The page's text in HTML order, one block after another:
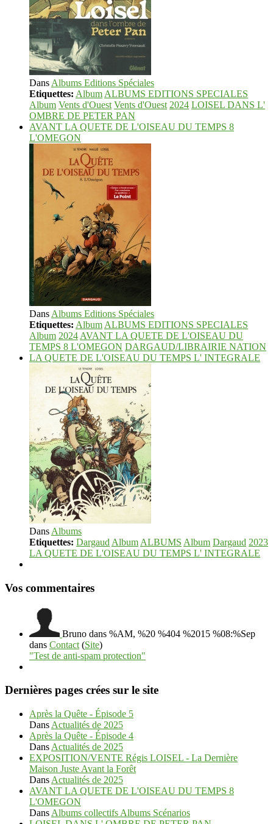
Dans Albums Editions Spéciales
Etiquettes: Album ALBUMS EDITIONS SPECIALES
Album Vents d'Ouest Vents d'Ouest 2024 LOISEL DANS L'
OMBRE DE PETER PAN
AVANT LA QUETE DE L'OISEAU DU TEMPS 8
L'OMEGON
Dans Albums Editions Spéciales
Etiquettes: Album ALBUMS EDITIONS SPECIALES
Album 2024 AVANT LA QUETE DE L'OISEAU DU
TEMPS 8 L'OMEGON DARGAUD/LIBRAIRIE NATION
LA QUETE DE L'OISEAU DU TEMPS L' INTEGRALE
Dans Albums
Etiquettes: Dargaud Album ALBUMS Album Dargaud 2023
LA QUETE DE L'OISEAU DU TEMPS L' INTEGRALE
Vos commentaires
Bruno dans %AM, %20 %404 %2015 %08:%Sep
dans Contact (Site)
"Test de anti-spam protection"
Dernières pages crées sur le site
Après la Quête - Épisode 5
Dans Actualités de 2025
Après la Quête - Épisode 4
Dans Actualités de 2025
EXPOSITION/VENTE Régis LOISEL - La Dernière
Maison Juste Avant la Forêt
Dans Actualités de 2025
AVANT LA QUETE DE L'OISEAU DU TEMPS 8
L'OMEGON
Dans Albums collectifs Albums Scénarios